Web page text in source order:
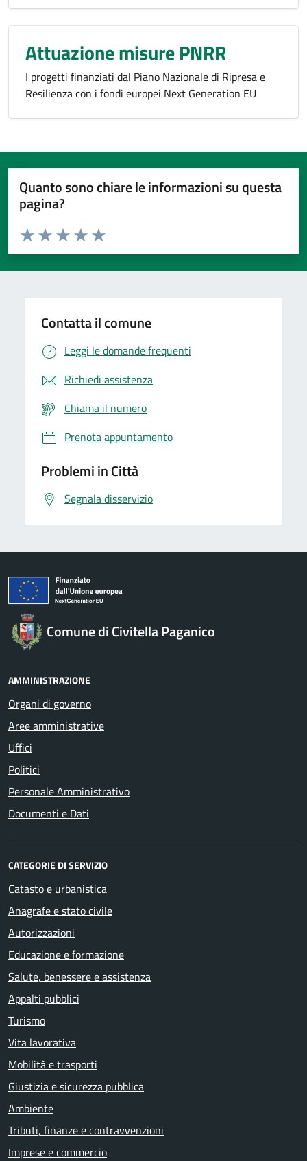
Attuazione misure PNRR
I progetti finanziati dal Piano Nazionale di Ripresa e
Resilienza con i fondi europei Next Generation EU
Quanto sono chiare le informazioni su questa
pagina?
Domanda
Valuta da 1 a 5 stelle la pagina
Valuta 5 stelle su 5
Valuta 4 stelle su 5
Valuta 3 stelle su 5
Valuta 2 stelle su 5
Valuta 1 stelle su 5
Contatta il comune
Leggi le domande frequenti
Richiedi assistenza
Chiama il numero
Prenota appuntamento
Problemi in Città
Segnala disservizio
Comune di Civitella Paganico
AMMINISTRAZIONE
Organi di governo
Aree amministrative
Uffici
Politici
Personale Amministrativo
Documenti e Dati
CATEGORIE DI SERVIZIO
Catasto e urbanistica
Anagrafe e stato civile
Autorizzazioni
Educazione e formazione
Salute, benessere e assistenza
Appalti pubblici
Turismo
Vita lavorativa
Mobilità e trasporti
Giustizia e sicurezza pubblica
Ambiente
Tributi, finanze e contravvenzioni
Imprese e commercio